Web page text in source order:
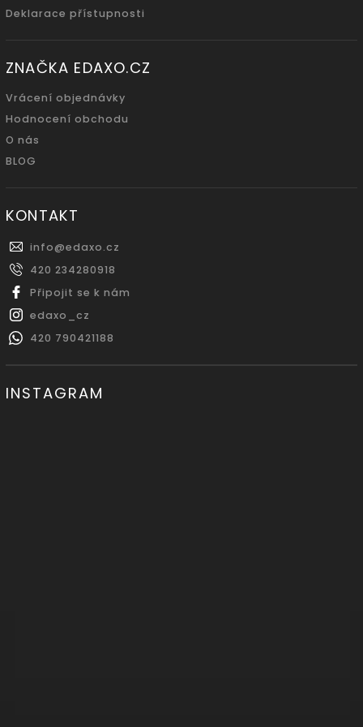
Deklarace přístupnosti
ZNAČKA EDAXO.CZ
Vrácení objednávky
Hodnocení obchodu
O nás
BLOG
KONTAKT
info@edaxo.cz
420 234280918
Připojit se k nám
edaxo_cz
420 790421188
INSTAGRAM